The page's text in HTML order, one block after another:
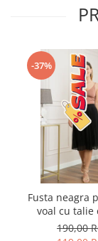
-37%
Fusta neagra
voal cu talie
190,00